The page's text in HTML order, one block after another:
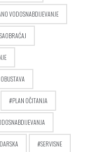
VODOSNABDIJEVANJE
PLAN OČITANJA
SERVISNE